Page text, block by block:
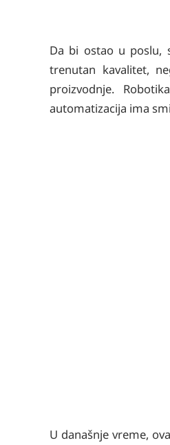
Da bi ostao u poslu,
trenutan kavalitet,
proizvodnje.
automatizacija ima
U današnje vreme,